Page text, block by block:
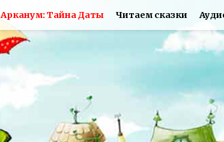
Арканум: Тайна Даты Читаем сказки